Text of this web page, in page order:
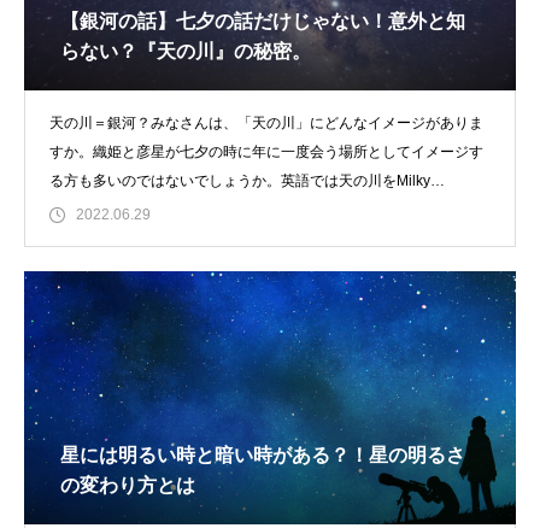
【銀河の話】七夕の話だけじゃない！意外と知
らない？『天の川』の秘密。
天の川＝銀河？みなさんは、「天の川」にどんなイメージがありま
すか。織姫と彦星が七夕の時に年に一度会う場所としてイメージす
る方も多いのではないでしょうか。英語では天の川をMilky
Way（ミルキー
2022.06.29
星には明るい時と暗い時がある？！星の明るさ
の変わり方とは